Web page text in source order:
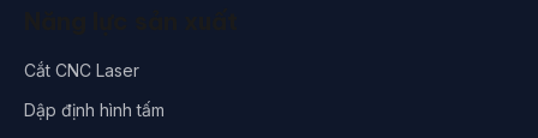
Cắt CNC Laser
Dập định hình tấm